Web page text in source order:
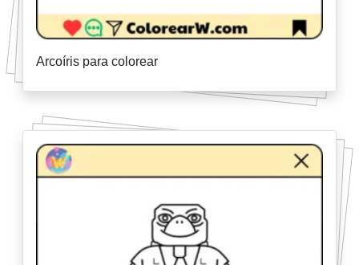
Arcoíris para colorear